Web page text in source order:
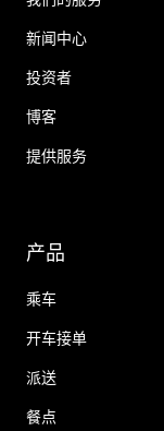
新闻中心
投资者
博客
提供服务
产品
乘车
开车接单
派送
餐点